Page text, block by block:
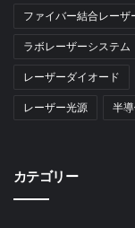
ファイバー結合レーザ
ラボレーザーシステム
レーザーダイオード
レーザー光源 半
カテゴリー